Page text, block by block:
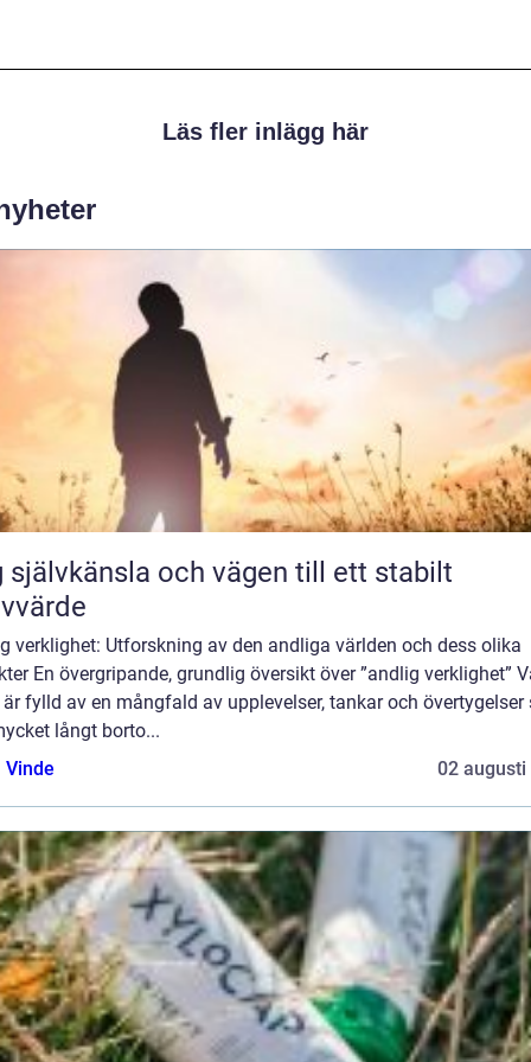
Läs fler inlägg här
självkänsla och vägen till ett stabilt
verklighet: Utforskning av den andliga världen och dess olika
En övergripande, grundlig översikt över ”andlig verklighet”
fylld av en mångfald av upplevelser, tankar och övertygelser
långt borto...
Vinde
02 augusti